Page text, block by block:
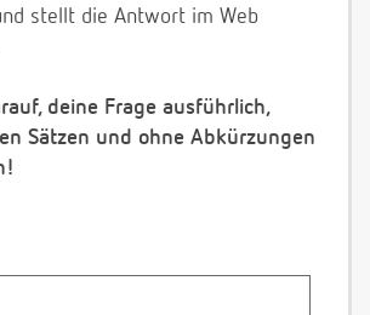
stellt die Antwort im Web
deine Frage ausführlich,
Sätzen und ohne Abkürzungen